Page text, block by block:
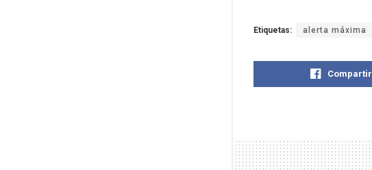
Etiquetas: alerta máxima
Compartir